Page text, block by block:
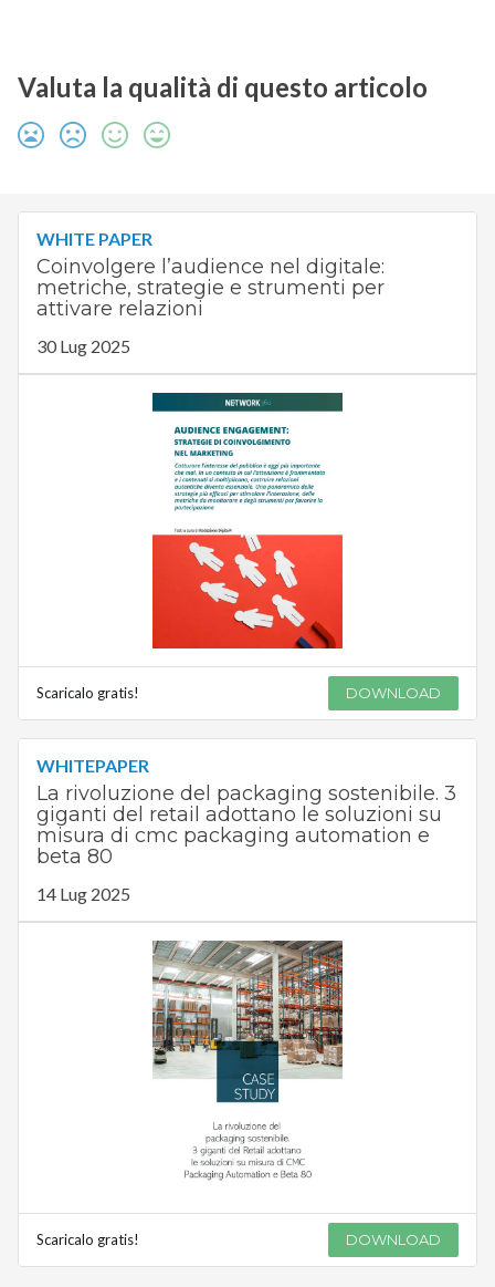
Valuta la qualità di questo articolo
WHITE PAPER
Coinvolgere l’audience nel digitale:
metriche, strategie e strumenti per
attivare relazioni
30 Lug 2025
Scaricalo gratis! DOWNLOAD
WHITEPAPER
La rivoluzione del packaging sostenibile. 3
giganti del retail adottano le soluzioni su
misura di cmc packaging automation e
beta 80
14 Lug 2025
Scaricalo gratis! DOWNLOAD